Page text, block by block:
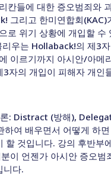
칸들에 대한 증오범죄와
그리고 한미연합회
로 위기 상황에 개입할
리우는 Hollaback!의 제3
이르기까지 아시안/아
자의 개입이 피해자 개
: Distract (방해),
하여 배우면서 어떻게 하
할 것입니다. 강의 후반부
이 언젠가 아시안 증오
니다.